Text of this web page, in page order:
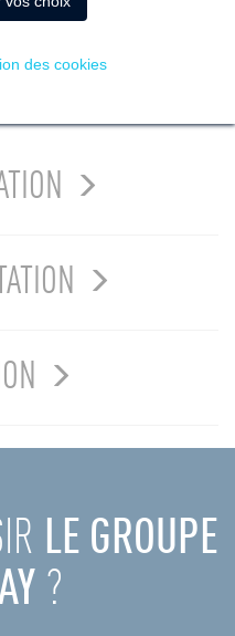
LE GROUPE
?
des cookies